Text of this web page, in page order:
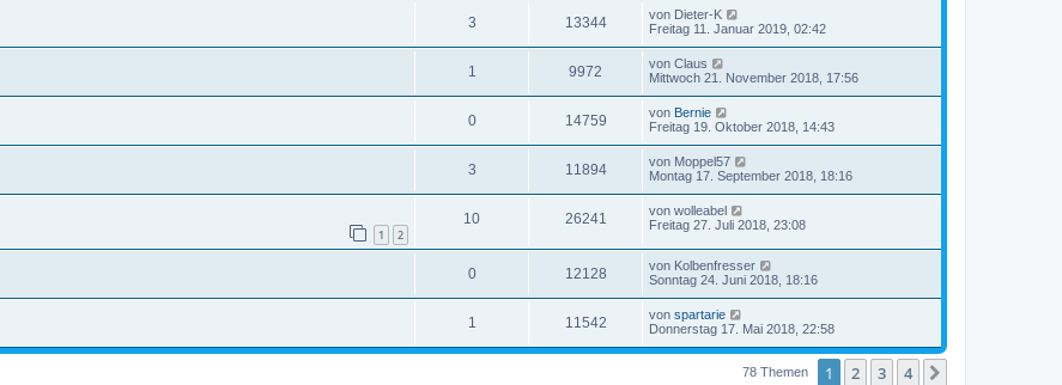
3 13344 von Dieter-K
Freitag 11. Januar 2019, 02:42
1 9972 von Claus
Mittwoch 21. November 2018, 17:56
0 14759 von Bernie
Freitag 19. Oktober 2018, 14:43
3 11894 von Moppel57
Montag 17. September 2018, 18:16
1 2
10 26241 von wolleabel
Freitag 27. Juli 2018, 23:08
0 12128 von Kolbenfresser
Sonntag 24. Juni 2018, 18:16
1 11542 von spartarie
Donnerstag 17. Mai 2018, 22:58
78 Themen 1 2 3 4